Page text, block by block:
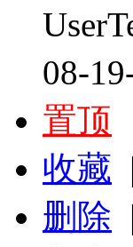
08-
置顶
收藏 |
删除 |